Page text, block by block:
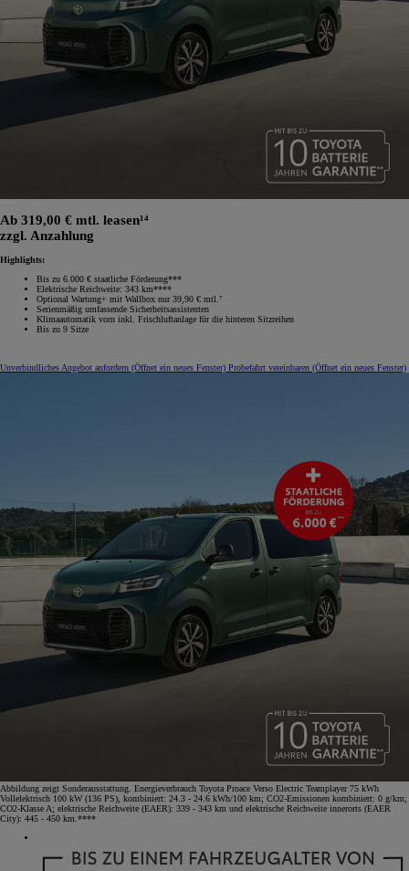
Ab 319,00 € mtl. leasen¹⁴
zzgl. Anzahlung
Highlights:
Bis zu 6.000 € staatliche Förderung***
Elektrische Reichweite: 343 km****
Optional Wartung+ mit Wallbox nur 39,90 € mtl.⁷
Serienmäßig umfassende Sicherheitsassistenten
Klimaautomatik vorn inkl. Frischluftanlage für die hinteren Sitzreihen
Bis zu 9 Sitze
Unverbindliches Angebot anfordern (Öffnet ein neues Fenster) Probefahrt vereinbaren (Öffnet ein neues Fenster)
Abbildung zeigt Sonderausstattung. Energieverbrauch Toyota Proace Verso Electric Teamplayer 75 kWh
Vollelektrisch 100 kW (136 PS), kombiniert: 24.3 - 24.6 kWh/100 km; CO2-Emissionen kombiniert: 0 g/km;
CO2-Klasse A; elektrische Reichweite (EAER): 339 - 343 km und elektrische Reichweite innerorts (EAER
City): 445 - 450 km.****